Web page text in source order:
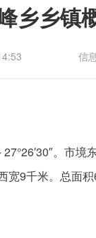
乡乡镇
信
。
9千米。总面积